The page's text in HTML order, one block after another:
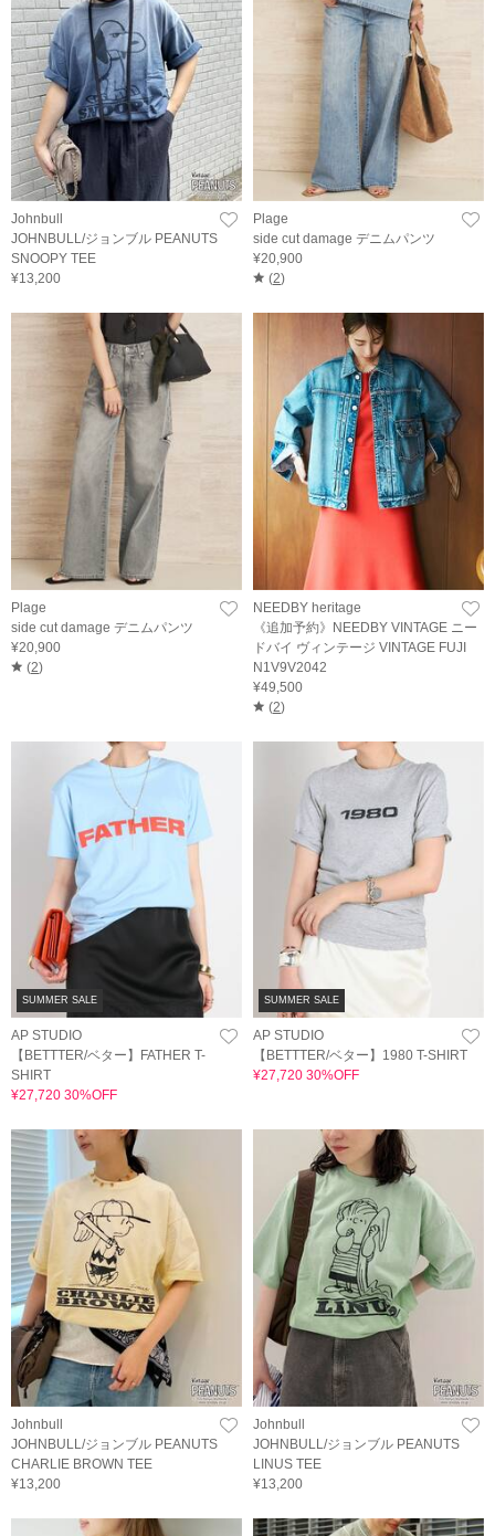
Johnbull
JOHNBULL/ジョンブル PEANUTS
SNOOPY TEE
¥13,200
Plage
side cut damage デニムパンツ
¥20,900
(2)
Plage
side cut damage デニムパンツ
¥20,900
(2)
NEEDBY heritage
《追加予約》NEEDBY VINTAGE ニー
ドバイ ヴィンテージ VINTAGE FUJI
N1V9V2042
¥49,500
(2)
SUMMER SALE
AP STUDIO
【BETTTER/ベター】FATHER T-
SHIRT
¥27,720 30%OFF
SUMMER SALE
AP STUDIO
【BETTTER/ベター】1980 T-SHIRT
¥27,720 30%OFF
Johnbull
JOHNBULL/ジョンブル PEANUTS
CHARLIE BROWN TEE
¥13,200
Johnbull
JOHNBULL/ジョンブル PEANUTS
LINUS TEE
¥13,200